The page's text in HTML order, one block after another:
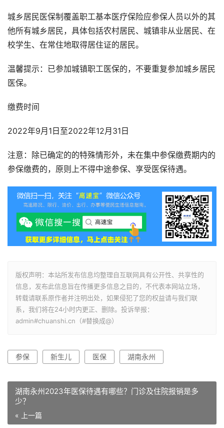
城乡居民医保制覆盖职工基本医疗保险应参保人员以外的其
他所有城乡居民，具体包括农村居民、城镇非从业居民、在
校学生、在常住地取得居住证的居民。
温馨提示：已参加城镇职工医保的，不要重复参加城乡居民
医保。
缴费时间
2022年9月1日至2022年12月31日
注意：除已确定的的特殊情形外，未在集中参保缴费期内的
参保缴费的，原则上不得中途参保、享受医保待遇。
版权声明：本站所发布信息均整理自互联网具有公开性、共享性的
信息，发布此信息旨在传播更多信息之目的，不代表本网站立场，
转载请联系原作者并注明出处，如果侵犯了您的权益请与我们联
系，我们将在24小时内更正、删除。投诉举报：
admin#chuanshi.cn（#替换成@）
参保 新生儿 医保 湖南永州
湖南永州2023年医保待遇有哪些？门诊及住院报销是多
少？
« 上一篇